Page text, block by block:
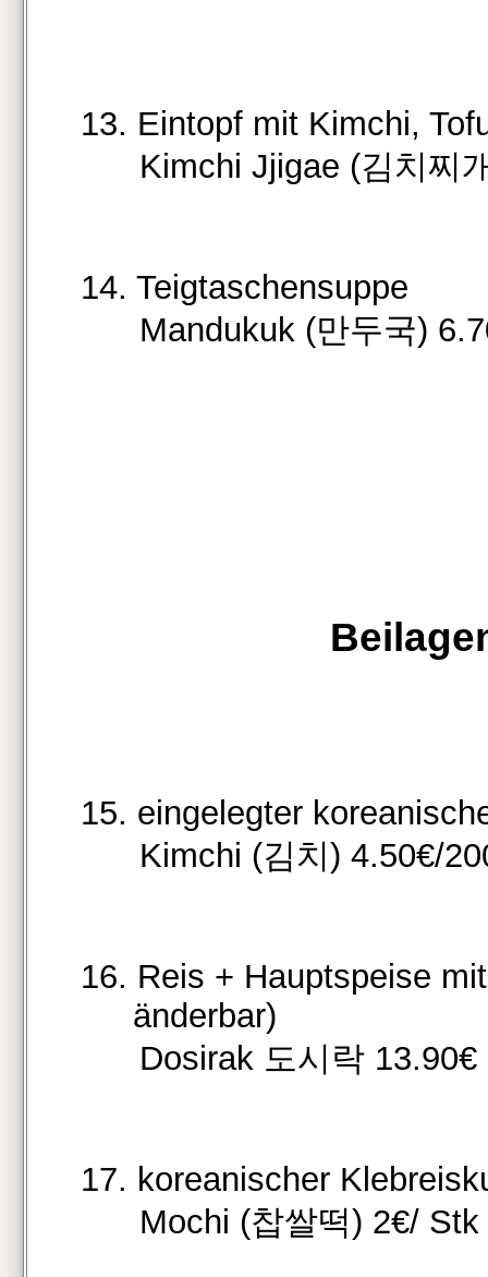
13. Eintopf mit Kimchi,
Kimchi Jjigae (김치찌
14. Teigtaschensuppe
Mandukuk (만두국)
15. eingelegter
Kimchi (김치) 4.50€/
16. Reis + Hauptspeise
änderbar)
Dosirak 도시락 13.90€
17. koreanischer
Mochi (찹쌀떡) 2€/ Stk